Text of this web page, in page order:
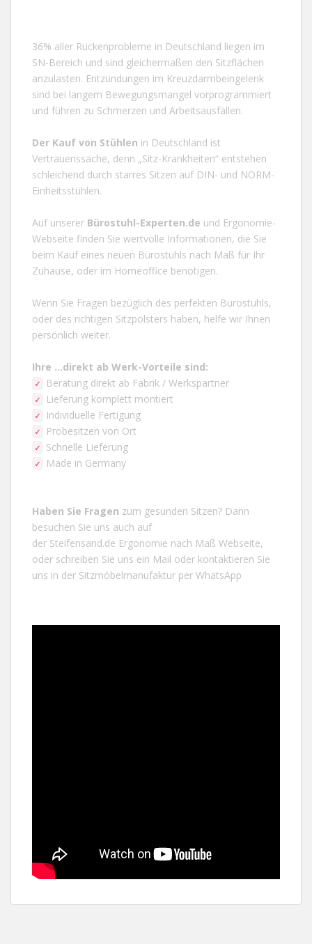
36% aller Rückenprobleme in Deutschland liegen im
SN-Bereich und sind gleichermaßen den Sitzflächen
anzulasten. Entzündungen im Kreuzdarmbeingelenk
sind bei langem Bewegungsmangel vorprogrammiert
und führen zu Schmerzen und Arbeitsausfällen.
Der Kauf von Stühlen in Deutschland ist
Vertrauenssache, denn „Sitz-Krankheiten“ entstehen
schleichend durch starres Sitzen auf DIN- und NORM-
Einheitsstühlen.
Auf unserer Bürostuhl-Experten.de und Ergonomie-
Webseite finden Sie wertvolle Informationen, die Sie
beim Kauf eines neuen Bürostuhls nach Maß für Ihr
Zuhause, oder im Homeoffice benötigen.
Wenn Sie Fragen bezüglich des perfekten Bürostuhls,
oder des richtigen Sitzpolsters haben, helfe wir Ihnen
persönlich weiter.
Ihre ...direkt ab Werk-Vorteile sind:
✓ Beratung direkt ab Fabrik / Werkspartner
✓ Lieferung komplett montiert
✓ Individuelle Fertigung
✓ Probesitzen von Ort
✓ Schnelle Lieferung
✓ Made in Germany
Haben Sie Fragen zum gesunden Sitzen? Dann
besuchen Sie uns auch auf
der Steifensand.de Ergonomie nach Maß Webseite,
oder schreiben Sie uns ein Mail oder kontaktieren Sie
uns in der Sitzmöbelmanufaktur per WhatsApp